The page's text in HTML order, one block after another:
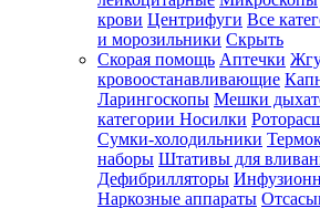
крови Центрифуги Все
и морозильники Скрыть
Скорая помощь Аптечки
кровоостанавливающие
Ларингоскопы Мешки
категории Носилки
Сумки-холодильники
наборы Штативы для
Дефибрилляторы
Наркозные аппараты